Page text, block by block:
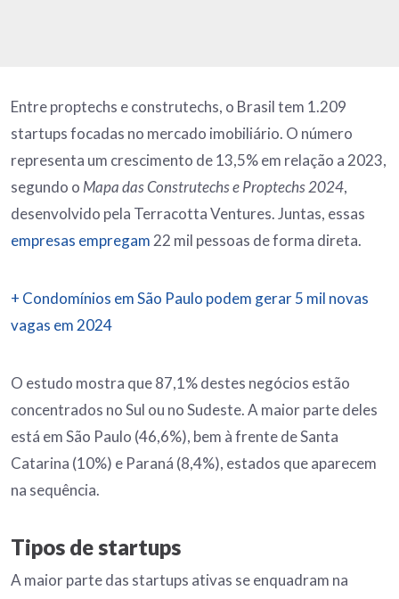
Entre proptechs e construtechs, o Brasil tem 1.209
startups focadas no mercado imobiliário. O número
representa um crescimento de 13,5% em relação a 2023,
segundo o Mapa das Construtechs e Proptechs 2024,
desenvolvido pela Terracotta Ventures. Juntas, essas
empresas empregam 22 mil pessoas de forma direta.
+ Condomínios em São Paulo podem gerar 5 mil novas
vagas em 2024
O estudo mostra que 87,1% destes negócios estão
concentrados no Sul ou no Sudeste. A maior parte deles
está em São Paulo (46,6%), bem à frente de Santa
Catarina (10%) e Paraná (8,4%), estados que aparecem
na sequência.
Tipos de startups
A maior parte das startups ativas se enquadram na